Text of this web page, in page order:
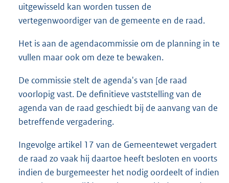
uitgewisseld kan worden tussen de
vertegenwoordiger van de gemeente en de raad.
Het is aan de agendacommissie om de planning in te
vullen maar ook om deze te bewaken.
De commissie stelt de agenda's van [de raad
voorlopig vast. De definitieve vaststelling van de
agenda van de raad geschiedt bij de aanvang van de
betreffende vergadering.
Ingevolge artikel 17 van de Gemeentewet vergadert
de raad zo vaak hij daartoe heeft besloten en voorts
indien de burgemeester het nodig oordeelt of indien